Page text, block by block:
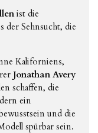
ist die
der Sehnsucht, die
Kaliforniens,
Jonathan Avery
schaffen, die
ein
und die
spürbar sein.